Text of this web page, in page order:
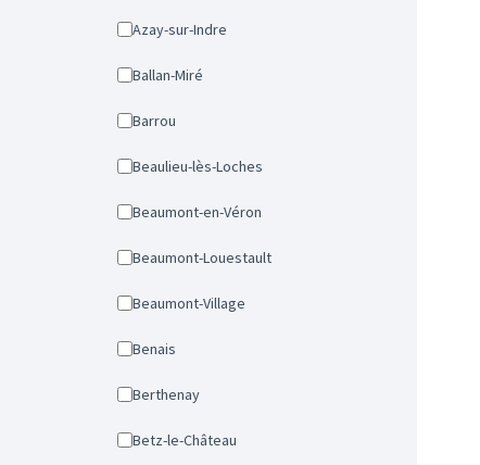
Azay-sur-Indre
Ballan-Miré
Barrou
Beaulieu-lès-Loches
Beaumont-en-Véron
Beaumont-Louestault
Beaumont-Village
Benais
Berthenay
Betz-le-Château